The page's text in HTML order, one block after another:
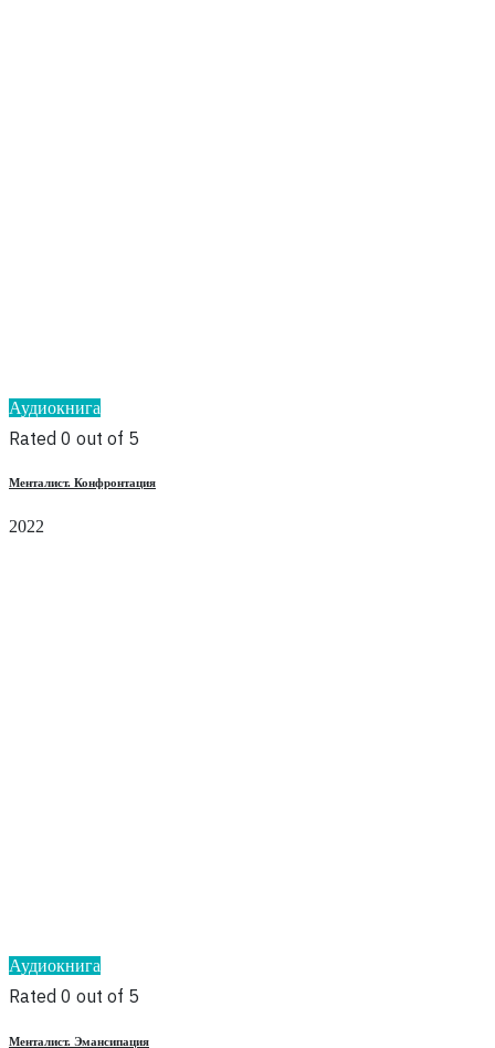
Аудиокнига
Rated 0 out of 5
Менталист. Конфронтация
2022
Аудиокнига
Rated 0 out of 5
Менталист. Эмансипация